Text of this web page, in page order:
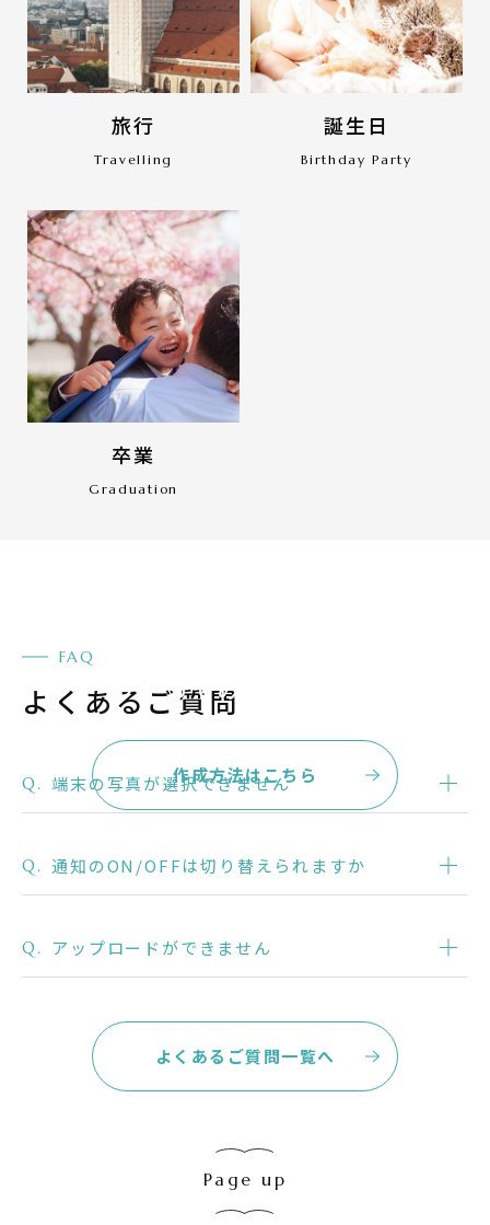
旅行
Travelling
誕生日
Birthday Party
卒業
Graduation
つくってみませんか？
作成方法はこちら
FAQ
よくあるご質問
Q. 端末の写真が選択できません
Q. 通知のON/OFFは切り替えられますか
Q. アップロードができません
よくあるご質問一覧へ
Page up